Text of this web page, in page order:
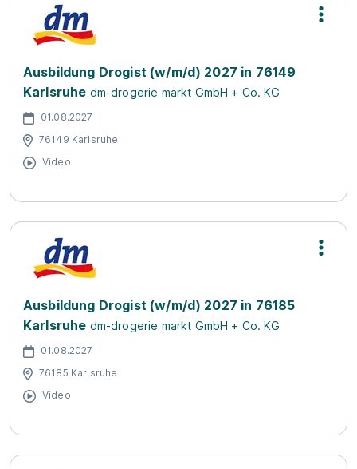
Ausbildung Drogist (w/m/d) 2027 in 76149
Karlsruhe dm-drogerie markt GmbH + Co. KG
01.08.2027
76149 Karlsruhe
Video
Ausbildung Drogist (w/m/d) 2027 in 76185
Karlsruhe dm-drogerie markt GmbH + Co. KG
01.08.2027
76185 Karlsruhe
Video